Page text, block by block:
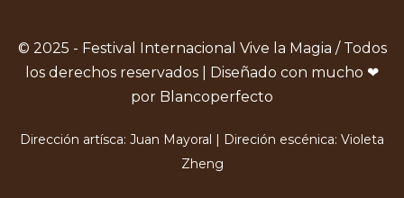
© 2025 - Festival Internacional Vive la Magia / Todos
los derechos reservados | Diseñado con mucho ❤
por Blancoperfecto
Dirección artísca: Juan Mayoral | Direción escénica: Violeta
Zheng